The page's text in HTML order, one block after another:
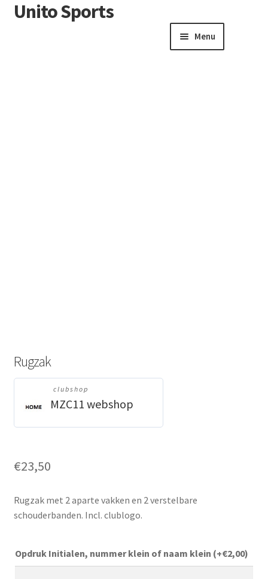
Unito Sports
Menu
Rugzak
clubshop
MZC11 webshop
€23,50
Rugzak met 2 aparte vakken en 2 verstelbare
schouderbanden. Incl. clublogo.
Opdruk Initialen, nummer klein of naam klein (+€2,00)